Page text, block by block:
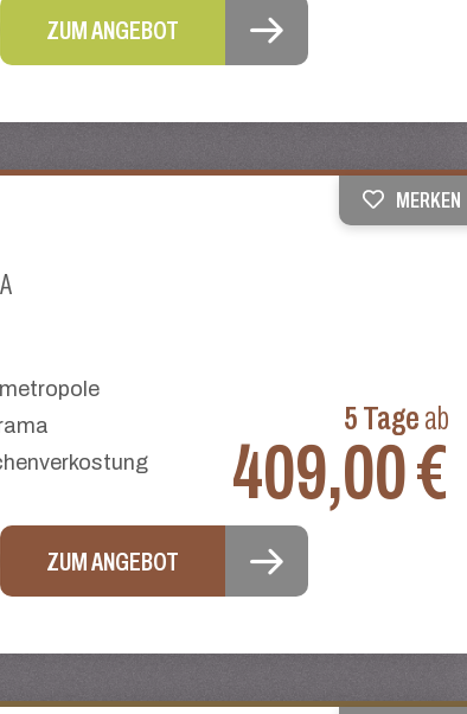
ZUM ANGEBOT
MERKEN
5 Tageab
409,00 €
ZUM ANGEBOT